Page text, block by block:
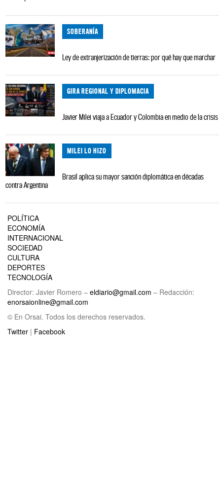
SOBERANÍA
Ley de extranjerización de tierras: por qué hay que marchar
GIRA REGIONAL Y DIPLOMACIA
Javier Milei viaja a Ecuador y Colombia en medio de la crisis
MILEI LO HIZO
Brasil aplica su mayor sanción diplomática en décadas
contra Argentina
POLÍTICA
ECONOMÍA
INTERNACIONAL
SOCIEDAD
CULTURA
DEPORTES
TECNOLOGÍA
Director: Javier Romero – eldiario@gmail.com – Redacción:
enorsaionline@gmail.com
© En Orsai. Todos los derechos reservados.
Twitter | Facebook